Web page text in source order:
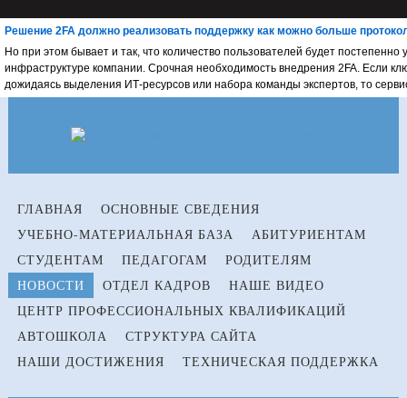
Решение 2FA должно реализовать поддержку как можно больше
Но при этом бывает и так, что количество пользователей будет
инфраструктуре компании. Срочная необходимость внедрения 2FA. Если
дожидаясь выделения ИТ-ресурсов или набора команды экспертов, то
ГЛАВНАЯ
ОСНОВНЫЕ СВЕДЕНИЯ
УЧЕБНО-МАТЕРИАЛЬНАЯ БАЗА
АБИТУРИЕНТАМ
СТУДЕНТАМ
ПЕДАГОГАМ
РОДИТЕЛЯМ
НОВОСТИ
ОТДЕЛ КАДРОВ
НАШЕ ВИДЕО
ЦЕНТР ПРОФЕССИОНАЛЬНЫХ КВАЛИФИКАЦИЙ
АВТОШКОЛА
СТРУКТУРА САЙТА
НАШИ ДОСТИЖЕНИЯ
ТЕХНИЧЕСКАЯ ПОДДЕРЖКА